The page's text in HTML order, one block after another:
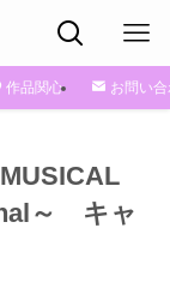
作品関心 お問い
～ キャ